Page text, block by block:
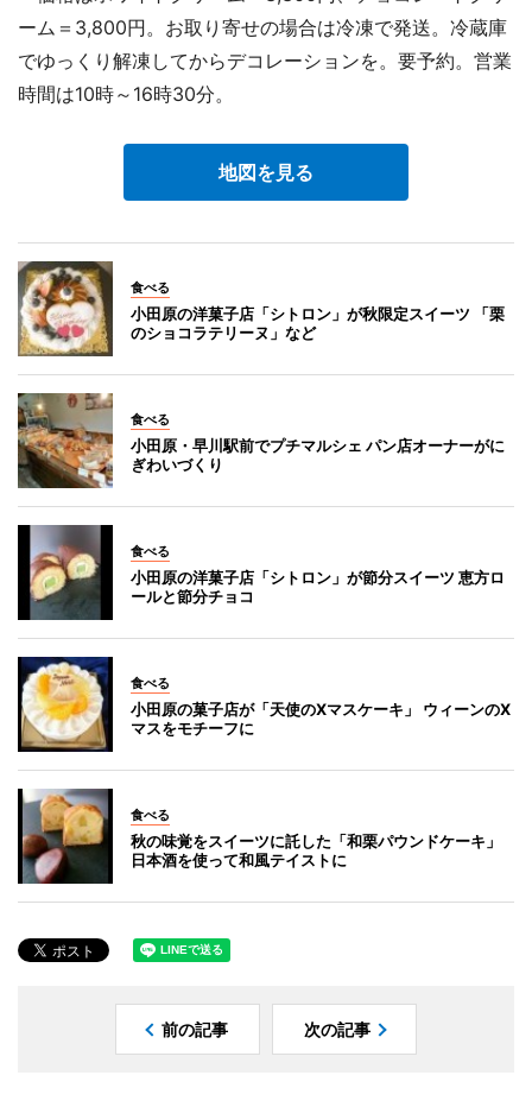
ーム＝3,800円。お取り寄せの場合は冷凍で発送。冷蔵庫
でゆっくり解凍してからデコレーションを。要予約。営業
時間は10時～16時30分。
地図を見る
食べる
小田原の洋菓子店「シトロン」が秋限定スイーツ 「栗
のショコラテリーヌ」など
食べる
小田原・早川駅前でプチマルシェ パン店オーナーがに
ぎわいづくり
食べる
小田原の洋菓子店「シトロン」が節分スイーツ 恵方ロ
ールと節分チョコ
食べる
小田原の菓子店が「天使のXマスケーキ」 ウィーンのX
マスをモチーフに
食べる
秋の味覚をスイーツに託した「和栗パウンドケーキ」
日本酒を使って和風テイストに
前の記事 次の記事